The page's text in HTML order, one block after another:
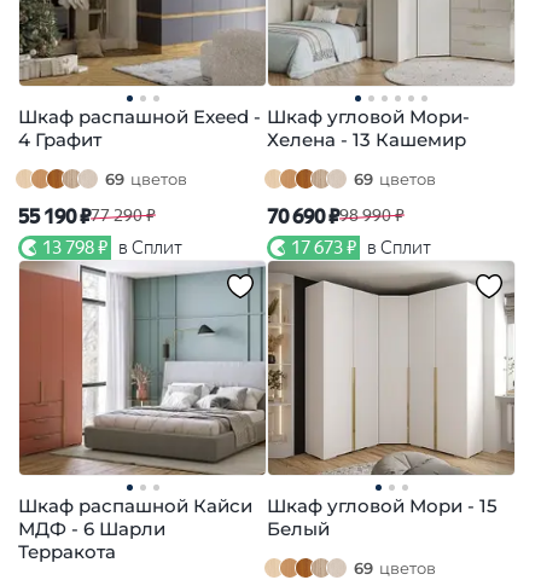
Шкаф распашной Exeed -
4 Графит
69 цветов
55 190 ₽77 290 ₽
13 798 ₽ в Сплит
Шкаф угловой Мори-
Хелена - 13 Кашемир
69 цветов
70 690 ₽98 990 ₽
17 673 ₽ в Сплит
Шкаф распашной Кайси
МДФ - 6 Шарли
Терракота
Шкаф угловой Мори - 15
Белый
69 цветов